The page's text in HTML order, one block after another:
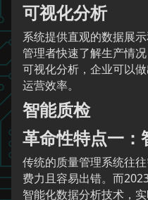
可视化分析
系统提供直观的数据展
管理者快速了解生产情
可视化分析，企业可以
运营效率。
智能质检
革命性特点一：
传统的质量管理系统往
费力且容易出错。而
智能化数据分析技术，